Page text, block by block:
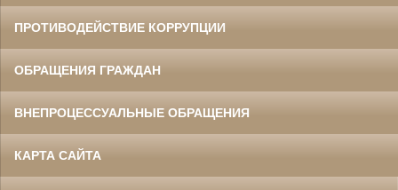
ПРОТИВОДЕЙСТВИЕ КОРРУПЦИИ
ОБРАЩЕНИЯ ГРАЖДАН
ВНЕПРОЦЕССУАЛЬНЫЕ ОБРАЩЕНИЯ
КАРТА САЙТА